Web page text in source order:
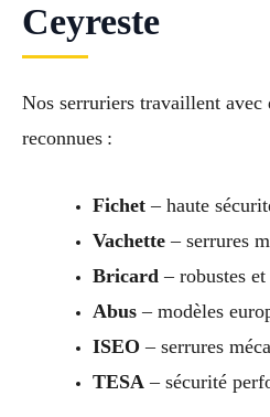
Ceyreste
Nos serruriers travaillent avec
reconnues :
Fichet– haute
Vachette– serrures
Bricard – robustes
Abus– modèles
ISEO – serrures
TESA – sécurité